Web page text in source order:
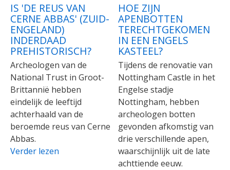
IS 'DE REUS VAN
CERNE ABBAS' (ZUID-
ENGELAND)
INDERDAAD
PREHISTORISCH?
Archeologen van de
National Trust in Groot-
Brittannië hebben
eindelijk de leeftijd
achterhaald van de
beroemde reus van Cerne
Abbas.
Verder lezen
HOE ZIJN
APENBOTTEN
TERECHTGEKOMEN
IN EEN ENGELS
KASTEEL?
Tijdens de renovatie van
Nottingham Castle in het
Engelse stadje
Nottingham, hebben
archeologen botten
gevonden afkomstig van
drie verschillende apen,
waarschijnlijk uit de late
achttiende eeuw.